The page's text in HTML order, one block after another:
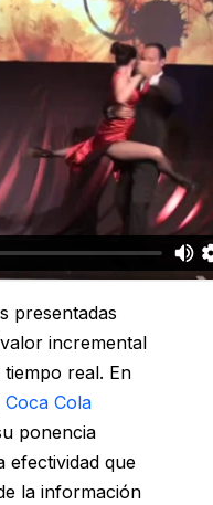
presentadas
incremental
real. En
Coca Cola
ponencia
efectividad que
la información